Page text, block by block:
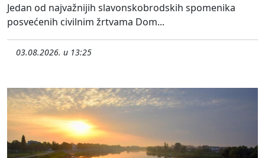
Jedan od najvažnijih slavonskobrodskih spomenika
posvećenih civilnim žrtvama Dom...
03.08.2026. u 13:25